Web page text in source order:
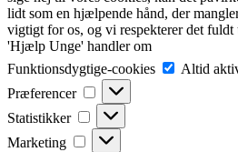
lidt som en hjælpende hånd, der
vigtigt for os, og vi respekterer det fuldt
'Hjælp Unge' handler om
Funktionsdygtige-cookies
cookies
Altid
Præferencer
Præferencer
Statistikker Statistikker
Marketing Marketing